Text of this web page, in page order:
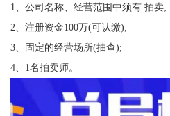
1、公司名称、经营范围中须有:拍卖;
2、注册资金100万(可认缴);
3、固定的经营场所(抽查);
4、1名拍卖师。